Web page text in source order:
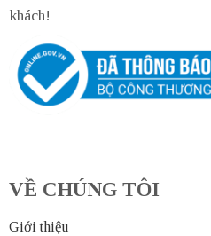
khách!
VỀ CHÚNG TÔI
Giới thiệu